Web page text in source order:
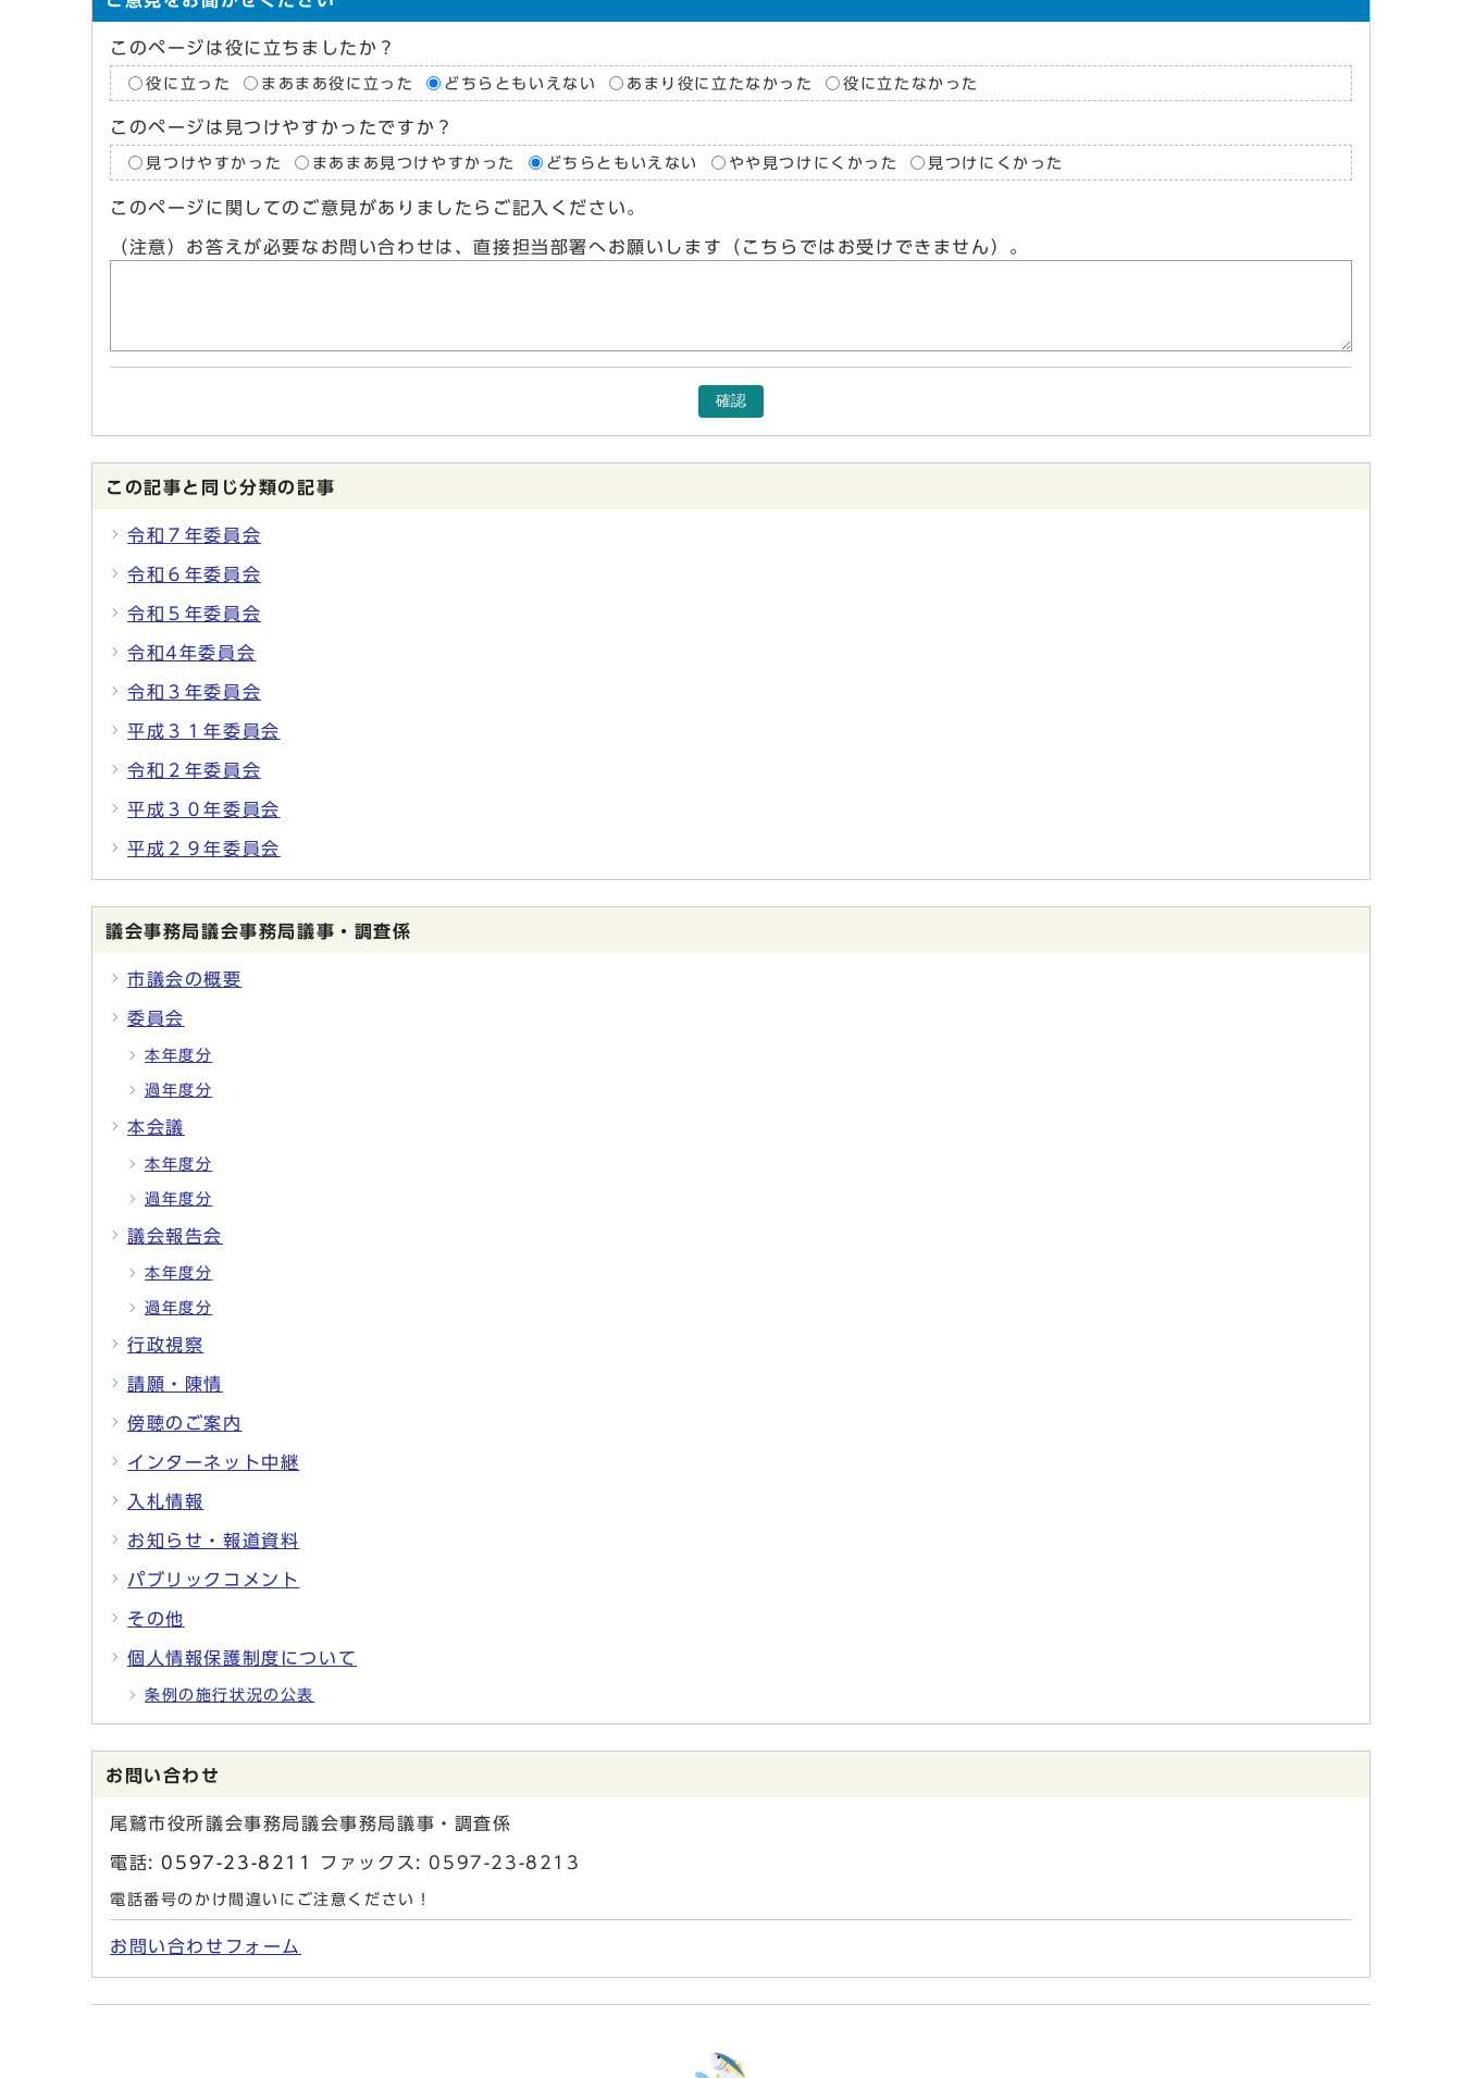
このページは役に立ちましたか？
役に立った まあまあ役に立った どちらともいえない あまり役に立たなかった 役に立たなかった
このページは見つけやすかったですか？
見つけやすかった まあまあ見つけやすかった どちらともいえない やや見つけにくかった 見つけにくかった
このページに関してのご意見がありましたらご記入ください。
（注意）お答えが必要なお問い合わせは、直接担当部署へお願いします（こちらではお受けできません）。
確認
この記事と同じ分類の記事
令和７年委員会
令和６年委員会
令和５年委員会
令和4年委員会
令和３年委員会
平成３１年委員会
令和２年委員会
平成３０年委員会
平成２９年委員会
議会事務局議会事務局議事・調査係
市議会の概要
委員会
本年度分
過年度分
本会議
本年度分
過年度分
議会報告会
本年度分
過年度分
行政視察
請願・陳情
傍聴のご案内
インターネット中継
入札情報
お知らせ・報道資料
パブリックコメント
その他
個人情報保護制度について
条例の施行状況の公表
お問い合わせ
尾鷲市役所議会事務局議会事務局議事・調査係
電話: 0597-23-8211 ファックス: 0597-23-8213
電話番号のかけ間違いにご注意ください！
お問い合わせフォーム